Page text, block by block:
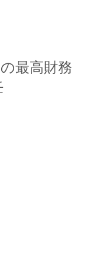
最高財務